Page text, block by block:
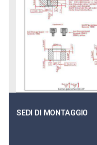
SEDI DI MONTAGGIO